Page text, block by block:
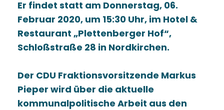
Er findet statt am Donnerstag, 06.
Februar 2020, um 15:30 Uhr, im Hotel &
Restaurant „Plettenberger Hof“,
Schloßstraße 28 in Nordkirchen.
Der CDU Fraktionsvorsitzende Markus
Pieper wird über die aktuelle
kommunalpolitische Arbeit aus den